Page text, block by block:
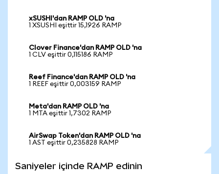
xSUSHI'dan RAMP OLD 'na
1 XSUSHI eşittir 15,1926 RAMP
Clover Finance'dan RAMP OLD 'na
1 CLV eşittir 0,115186 RAMP
Reef Finance'dan RAMP OLD 'na
1 REEF eşittir 0,003159 RAMP
Meta'dan RAMP OLD 'na
1 MTA eşittir 1,7302 RAMP
AirSwap Token'dan RAMP OLD 'na
1 AST eşittir 0,235828 RAMP
Saniyeler içinde RAMP edinin